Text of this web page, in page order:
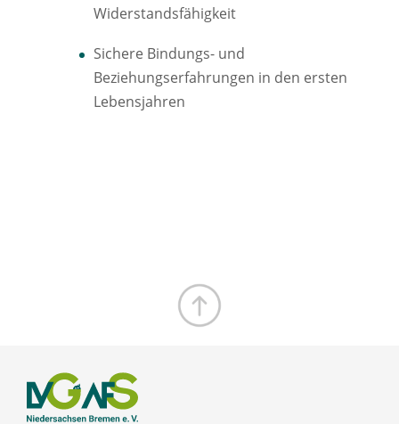
Widerstandsfähigkeit
Sichere Bindungs- und
Beziehungserfahrungen in den ersten
Lebensjahren